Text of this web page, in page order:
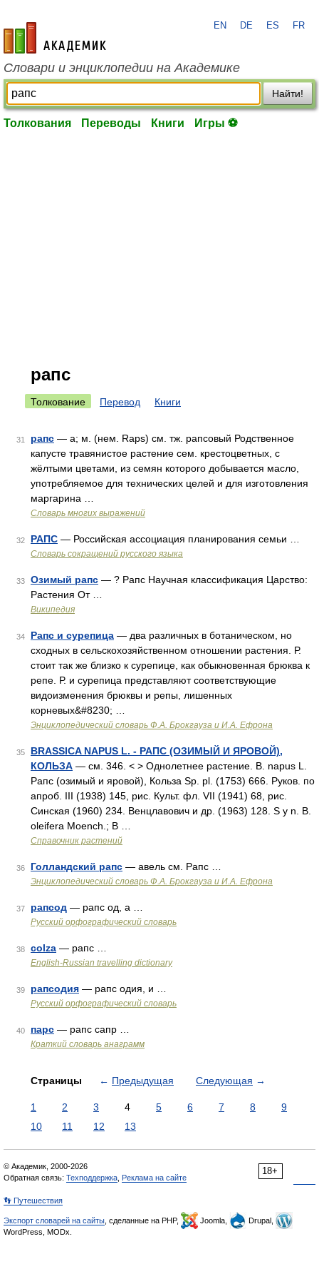
academic.ru
EN DE ES FR
Словари и энциклопедии на Академике
Найти!
Толкования Переводы Книги Игры ⚽
рапс
Толкование Перевод Книги
31 рапс — а; м. (нем. Raps) см. тж. рапсовый Родственное
капусте травянистое растение сем. крестоцветных, с
жёлтыми цветами, из семян которого добывается масло,
употребляемое для технических целей и для изготовления
маргарина …
Словарь многих выражений
32 РАПС — Российская ассоциация планирования семьи …
Словарь сокращений русского языка
33 Озимый рапс — ? Рапс Научная классификация Царство:
Растения От …
Википедия
34 Рапс и сурепица — два различных в ботаническом, но
сходных в сельскохозяйственном отношении растения. Р.
стоит так же близко к сурепице, как обыкновенная брюква к
репе. Р. и сурепица представляют соответствующие
видоизменения брюквы и репы, лишенных
корневых&#8230; …
Энциклопедический словарь Ф.А. Брокгауза и И.А. Ефрона
35
BRASSICA NAPUS L. - РАПС (ОЗИМЫЙ И ЯРОВОЙ),
КОЛЬЗА — см. 346. < > Однолетнее растение. В. napus L.
Рапс (озимый и яровой), Кольза Sp. pl. (1753) 666. Руков. по
апроб. III (1938) 145, рис. Культ. фл. VII (1941) 68, рис.
Синская (1960) 234. Венцлавович и др. (1963) 128. S y n. В.
oleifera Moench.; В …
Справочник растений
36 Голландский рапс — авель см. Рапс …
Энциклопедический словарь Ф.А. Брокгауза и И.А. Ефрона
37 рапсод — рапс од, а …
Русский орфографический словарь
38 colza — рапс …
English-Russian travelling dictionary
39 рапсодия — рапс одия, и …
Русский орфографический словарь
40 парс — рапс сапр …
Краткий словарь анаграмм
Страницы ← Предыдущая Следующая →
1 2 3 4 5 6 7 8
9
10
11 12 13
18+
© Академик, 2000-2026
Обратная связь: Техподдержка Реклама на сайте
👣 Путешествия
Экспорт словарей на сайты , сделанные на PHP, Joomla,
Drupal,
WordPress, MODx.